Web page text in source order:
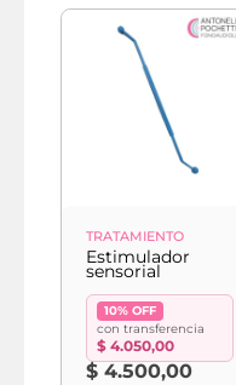
TRATAMIENTO
Estimulador
sensorial
10% OFF
con transferencia
$ 4.050,00
$ 4.500,00